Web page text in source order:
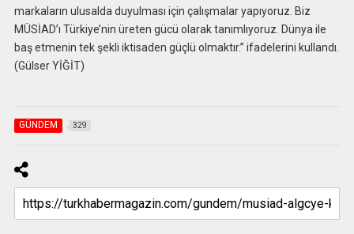
markaların ulusalda duyulması için çalışmalar yapıyoruz. Biz
MÜSİAD’ı Türkiye’nin üreten gücü olarak tanımlıyoruz. Dünya ile
baş etmenin tek şekli iktisaden güçlü olmaktır.” ifadelerini kullandı.
(Gülser YİĞİT)
GÜNDEM 329